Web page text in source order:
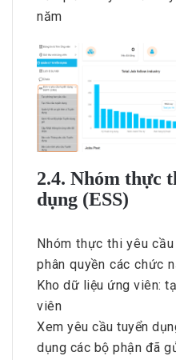
năm
2.4. Nhóm thực
dụng (ESS)
Nhóm thực thi yêu
phân quyền các chức
Kho dữ liệu ứng viên:
viên
Xem yêu cầu tuyển
dụng các bộ phận đã